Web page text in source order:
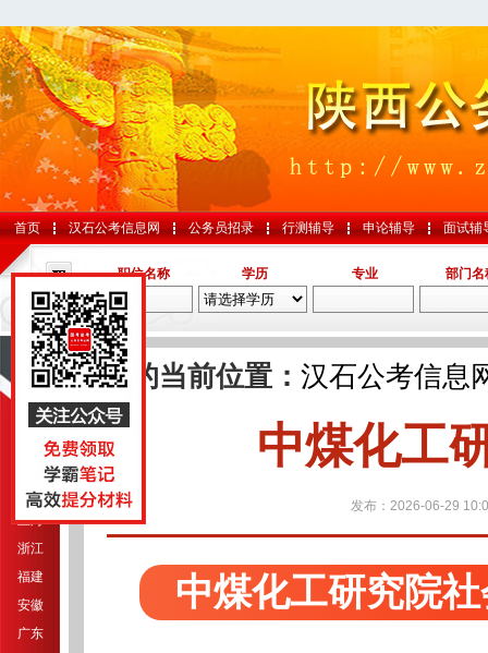
首页 汉石公考信息网 公务员招录 行测辅导 申论辅导 面试辅
职位名称 学历 专业 部门名
导航
江苏
上海
浙江
福建
安徽
广东
您的当前位置： 汉石公考信息
中煤化工
发布：2026-06-29
中煤化工研究院